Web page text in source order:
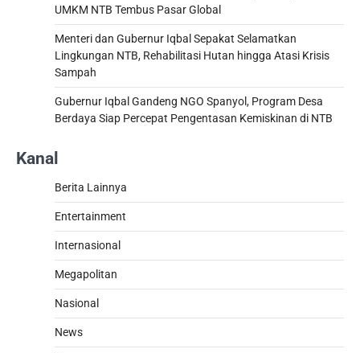
UMKM NTB Tembus Pasar Global
Menteri dan Gubernur Iqbal Sepakat Selamatkan
Lingkungan NTB, Rehabilitasi Hutan hingga Atasi Krisis
Sampah
Gubernur Iqbal Gandeng NGO Spanyol, Program Desa
Berdaya Siap Percepat Pengentasan Kemiskinan di NTB
Kanal
Berita Lainnya
Entertainment
Internasional
Megapolitan
Nasional
News